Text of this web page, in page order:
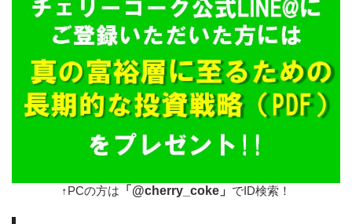
↑PCの方は 「@cherry_coke」 でID検索！